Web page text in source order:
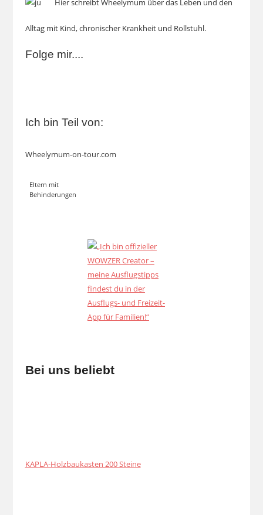
Hier schreibt Wheelymum über das Leben und den
Alltag mit Kind, chronischer Krankheit und Rollstuhl.
Folge mir....
Ich bin Teil von:
Wheelymum-on-tour.com
Eltern mit
Behinderungen
Bei uns beliebt
KAPLA-Holzbaukasten 200 Steine